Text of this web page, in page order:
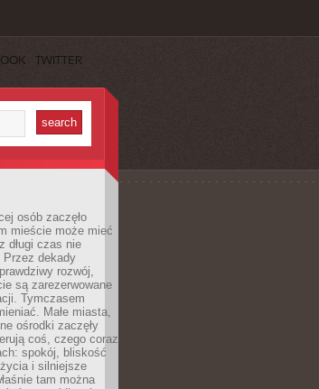
TWITTER
osób zaczęło
mieście może mieć
długi czas nie
Przez dekady
rozwój,
są zarezerwowane
Tymczasem
Małe miasta,
ośrodki zaczęły
coś, czego coraz
spokój, bliskość
i silniejsze
tam można